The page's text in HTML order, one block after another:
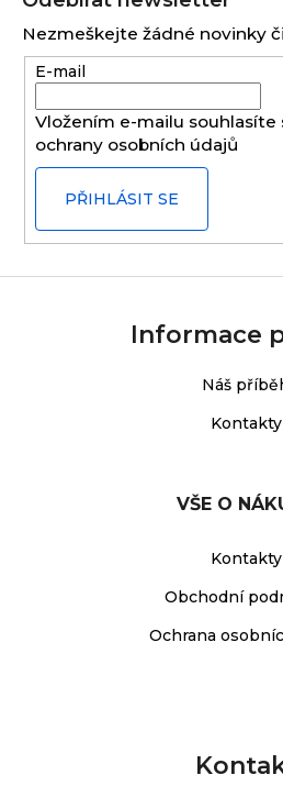
Nezmeškejte žádné novinky
E-mail
Vložením e-mailu souhlasíte
ochrany osobních údajů
PŘIHLÁSIT SE
Informace
Náš
Kontakty
VŠE O
Kontakty
Obchodní
Ochrana